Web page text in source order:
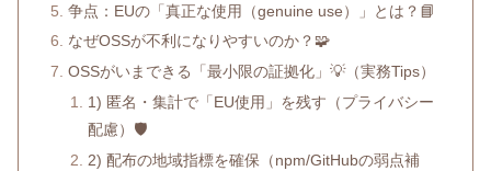
争点：EUの「真正な使用（genuine use）」とは？📘
なぜOSSが不利になりやすいのか？🧩
OSSがいまできる「最小限の証拠化」💡（実務Tips）
1) 匿名・集計で「EU使用」を残す（プライバシー
配慮）🛡️
2) 配布の地域指標を確保（npm/GitHubの弱点補